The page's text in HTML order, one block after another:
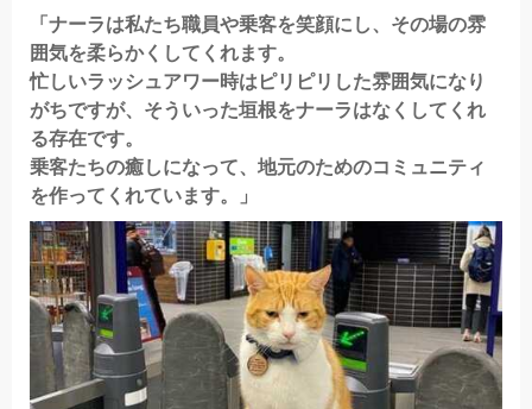
「ナーラは私たち職員や乗客を笑顔にし、その場の雰
囲気を柔らかくしてくれます。
忙しいラッシュアワー時はピリピリした雰囲気になり
がちですが、そういった垣根をナーラはなくしてくれ
る存在です。
乗客たちの癒しになって、地元のためのコミュニティ
を作ってくれています。」